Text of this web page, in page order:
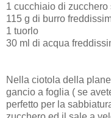
1 cucchiaio di zucchero
115 g di burro
1 tuorlo
30 ml di acqua
Nella ciotola della
gancio a foglia ( se
perfetto per la